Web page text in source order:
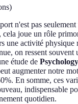
)
n'est pas
cela joue un rôle
une activité
on ressent souvent
étude de
augmenter notre
En somme, ces
indispensable
quotidien.